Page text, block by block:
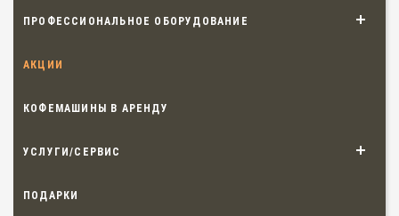
ПРОФЕССИОНАЛЬНОЕ ОБОРУДОВАНИЕ
АКЦИИ
КОФЕМАШИНЫ В АРЕНДУ
УСЛУГИ/СЕРВИС
ПОДАРКИ